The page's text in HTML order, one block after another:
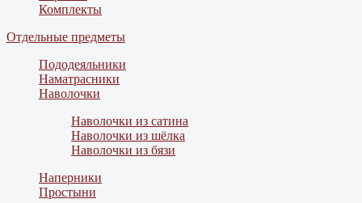
Комплекты
Отдельные предметы
Пододеяльники
Наматрасники
Наволочки
Наволочки из сатина
Наволочки из шёлка
Наволочки из бязи
Наперники
Простыни